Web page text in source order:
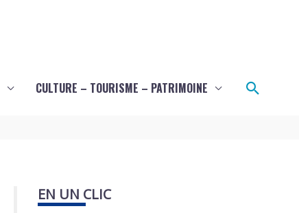
CULTURE – TOURISME – PATRIMOINE
EN UN CLIC